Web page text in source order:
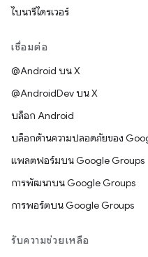
ไบนารีไดรเวอร์
เชื่อมต่อ
@Android บน X
@AndroidDev บน X
บล็อก Android
บล็อกด้านความปลอดภัยของ
แพลตฟอร์มบน Google Groups
การพัฒนาบน Google Groups
การพอร์ตบน Google Groups
รับความช่วยเหลือ